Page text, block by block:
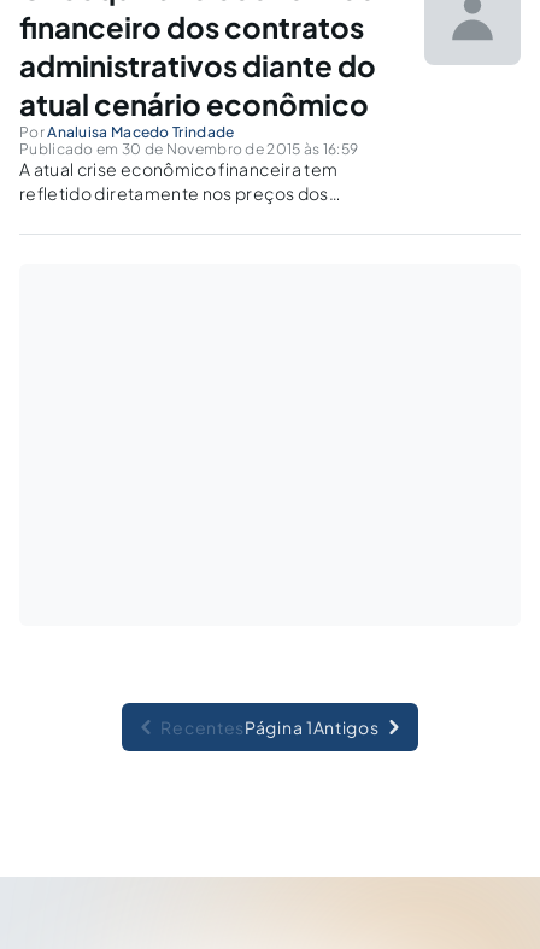
financeiro dos contratos
administrativos diante do
atual cenário econômico
PorAnaluisa Macedo Trindade
Publicado em 30 de Novembro de 2015 às 16:59
A atual crise econômico financeira tem
refletido diretamente nos preços dos
de reequilíbrio dos valores dos contratos
RecentesPágina 1Antigos